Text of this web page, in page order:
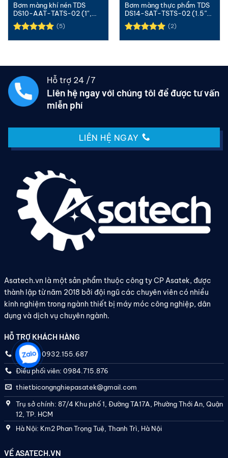
Bơm màng khí nén TDS
DS10-AAT-TATS-02 (1″,
Nhôm, Teflon)
(5)
Bơm màng thực phẩm TDS
DS14-SAT-TSTS-02 (1.5”-
Inox-PTFE)
(2)
Hỗ trợ 24 /7
Liên hệ ngay với chúng tôi để được tư vấn
miễn phí
LIÊN HỆ NGAY
Asatech.vn là một sản phẩm thuộc công ty CP Asatek, được
thành lập từ năm 2018 bởi đội ngũ các chuyên viên có nhiều
kinh nghiệm trong ngành thiết bị máy móc công nghiệp, dân
dụng và dịch vụ chuyên ngành.
HỖ TRỢ KHÁCH HÀNG
Hotline: 0932.155.687
Điều phối viên: 0984.715.876
thietbicongnghiepasatek@gmail.com
Trụ sở chính: 87/4 Khu phố 1, Đường TA17A, Phường Thới An, Quận
12, TP. HCM
Hà Nội: Km2 Phan Trọng Tuệ, Thanh Trì, Hà Nội
VỀ ASATECH.VN